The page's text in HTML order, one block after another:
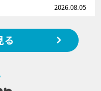
2026.08.05
る